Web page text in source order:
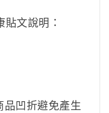
文說明：
凹折避免產生